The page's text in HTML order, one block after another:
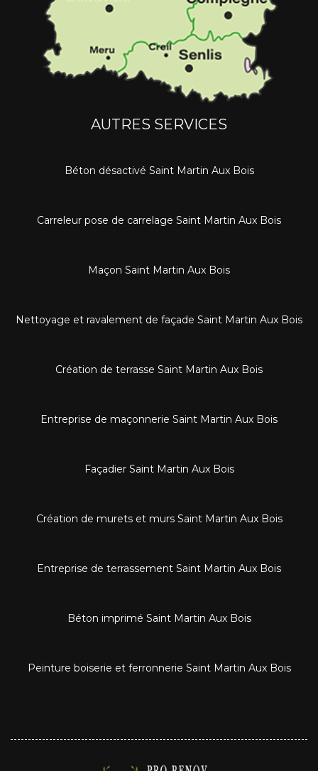
AUTRES SERVICES
Béton désactivé Saint Martin Aux Bois
Carreleur pose de carrelage Saint Martin Aux Bois
Maçon Saint Martin Aux Bois
Nettoyage et ravalement de façade Saint Martin Aux Bois
Création de terrasse Saint Martin Aux Bois
Entreprise de maçonnerie Saint Martin Aux Bois
Façadier Saint Martin Aux Bois
Création de murets et murs Saint Martin Aux Bois
Entreprise de terrassement Saint Martin Aux Bois
Béton imprimé Saint Martin Aux Bois
Peinture boiserie et ferronnerie Saint Martin Aux Bois